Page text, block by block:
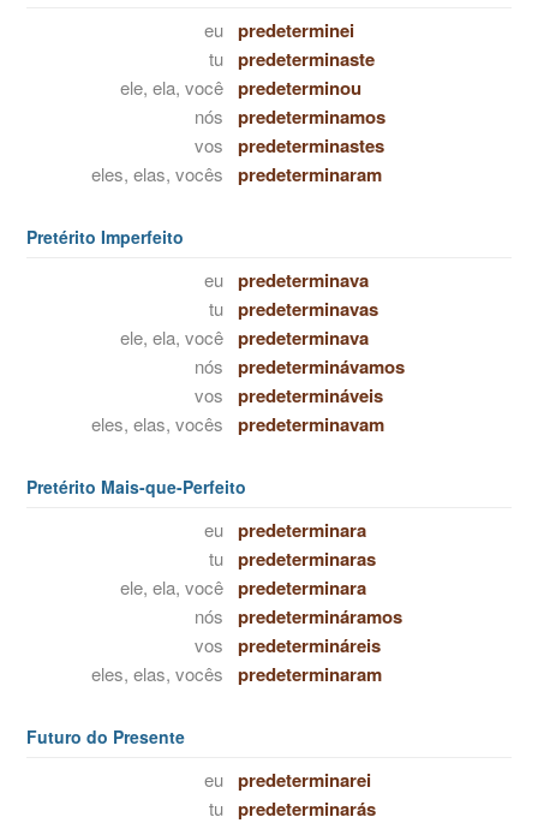
eu predeterminei
tu predeterminaste
ele, ela, você predeterminou
nós predeterminamos
vos predeterminastes
eles, elas, vocês predeterminaram
Pretérito Imperfeito
eu predeterminava
tu predeterminavas
ele, ela, você predeterminava
nós predeterminávamos
vos predetermináveis
eles, elas, vocês predeterminavam
Pretérito Mais-que-Perfeito
eu predeterminara
tu predeterminaras
ele, ela, você predeterminara
nós predetermináramos
vos predetermináreis
eles, elas, vocês predeterminaram
Futuro do Presente
eu predeterminarei
tu predeterminarás